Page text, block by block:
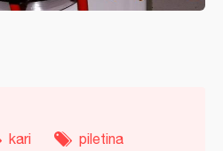
kari
piletina